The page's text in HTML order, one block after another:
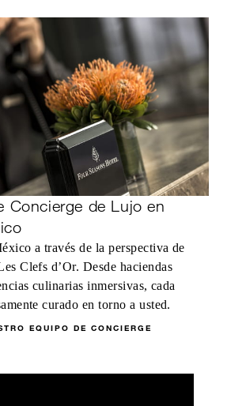
Concierge de Lujo en
a través de la perspectiva de
Clefs d’Or. Desde haciendas
culinarias inmersivas, cada
curado en torno a usted.
EQUIPO DE CONCIERGE